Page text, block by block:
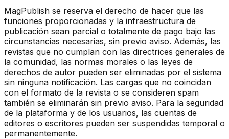
MagPublish se reserva el derecho de hacer que las
funciones proporcionadas y la infraestructura de
publicación sean parcial o totalmente de pago bajo las
circunstancias necesarias, sin previo aviso. Además, las
revistas que no cumplan con las directrices generales de
la comunidad, las normas morales o las leyes de
derechos de autor pueden ser eliminadas por el sistema
sin ninguna notificación. Las cargas que no coincidan
con el formato de la revista o se consideren spam
también se eliminarán sin previo aviso. Para la seguridad
de la plataforma y de los usuarios, las cuentas de
editores o escritores pueden ser suspendidas temporal o
permanentemente.